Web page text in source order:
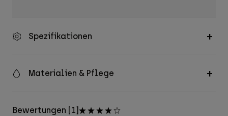
Spezifikationen
Materialien & Pflege
Bewertungen [1]